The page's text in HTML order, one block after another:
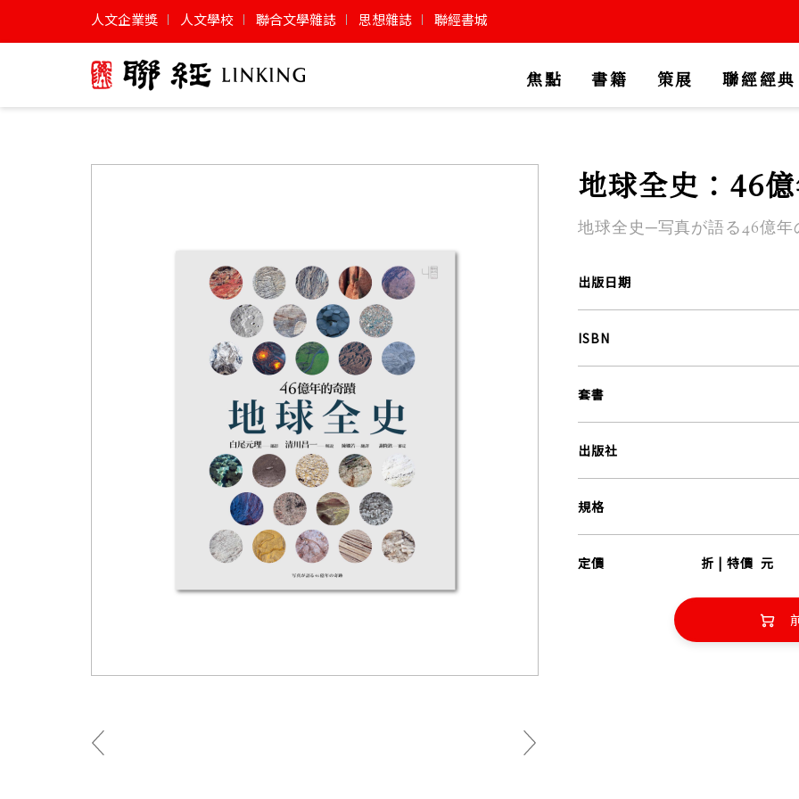
人文企業獎 人文學校 聯合文學雜誌 思想雜誌 聯經書城
焦點 書籍 策展 聯經經典
地球全史：46
地球全史─写真が語る46億年
出版日期
ISBN
套書
出版社
規格
定價 折 | 特價 元